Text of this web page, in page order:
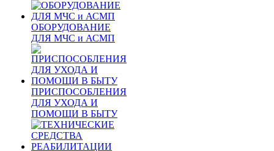
ОБОРУДОВАНИЕ
ДЛЯ МЧС и АСМП
ПРИСПОСОБЛЕНИЯ
ДЛЯ УХОДА И
ПОМОЩИ В БЫТУ